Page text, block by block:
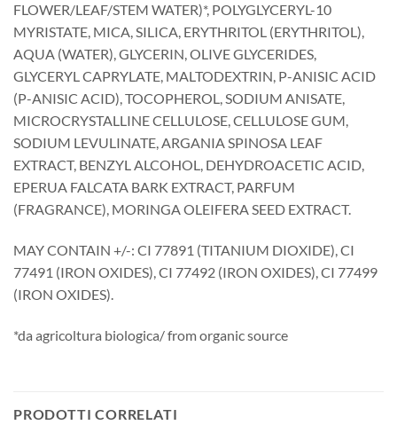
FLOWER/LEAF/STEM WATER)*, POLYGLYCERYL-10
MYRISTATE, MICA, SILICA, ERYTHRITOL (ERYTHRITOL),
AQUA (WATER), GLYCERIN, OLIVE GLYCERIDES,
GLYCERYL CAPRYLATE, MALTODEXTRIN, P-ANISIC ACID
(P-ANISIC ACID), TOCOPHEROL, SODIUM ANISATE,
MICROCRYSTALLINE CELLULOSE, CELLULOSE GUM,
SODIUM LEVULINATE, ARGANIA SPINOSA LEAF
EXTRACT, BENZYL ALCOHOL, DEHYDROACETIC ACID,
EPERUA FALCATA BARK EXTRACT, PARFUM
(FRAGRANCE), MORINGA OLEIFERA SEED EXTRACT.
MAY CONTAIN +/-: CI 77891 (TITANIUM DIOXIDE), CI
77491 (IRON OXIDES), CI 77492 (IRON OXIDES), CI 77499
(IRON OXIDES).
*da agricoltura biologica/ from organic source
PRODOTTI CORRELATI